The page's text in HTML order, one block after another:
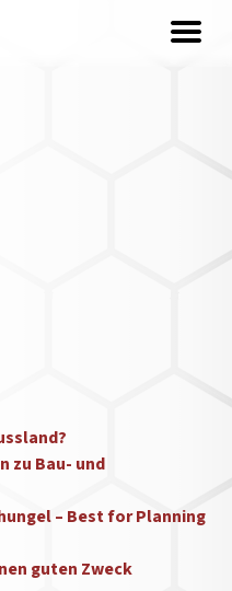
zu Bau- und
– Best for Planning
guten Zweck